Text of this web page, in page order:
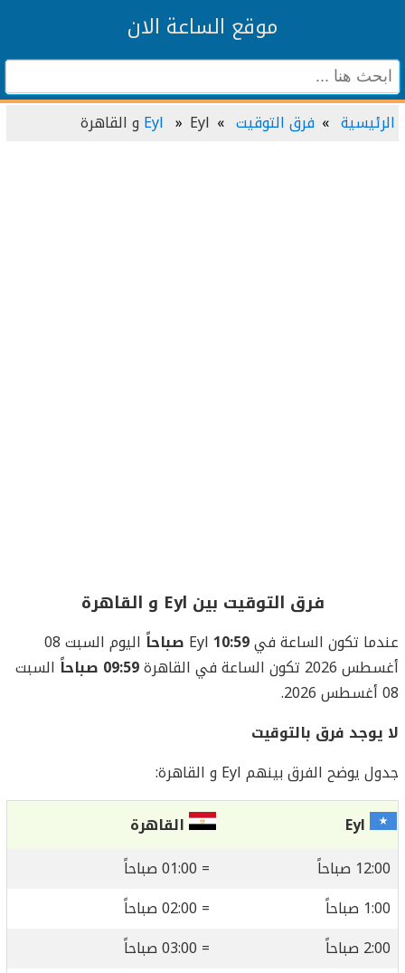
موقع الساعة الان
الرئيسية فرق التوقيت Eyl Eyl و القاهرة
فرق التوقيت بين Eyl و القاهرة
عندما تكون الساعة في Eyl10:59 صباحاً
اليوم السبت 08
أغسطس 2026 تكون الساعة في القاهرة
09:59 صباحاً
السبت
08 أغسطس 2026.
لا يوجد فرق بالتوقيت
جدول يوضح الفرق بينهم Eyl و القاهرة:
القاهرة
12:00 صباحاً
= 01:00 صباحاً
1:00 صباحاً
= 02:00 صباحاً
2:00 صباحاً
= 03:00 صباحاً